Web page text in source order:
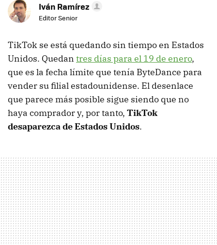
Iván Ramírez
Editor Senior
TikTok se está quedando sin tiempo en Estados
Unidos. Quedan tres días para el 19 de enero,
que es la fecha límite que tenía ByteDance para
vender su filial estadounidense. El desenlace
que parece más posible sigue siendo que no
haya comprador y, por tanto, TikTok
desaparezca de Estados Unidos.